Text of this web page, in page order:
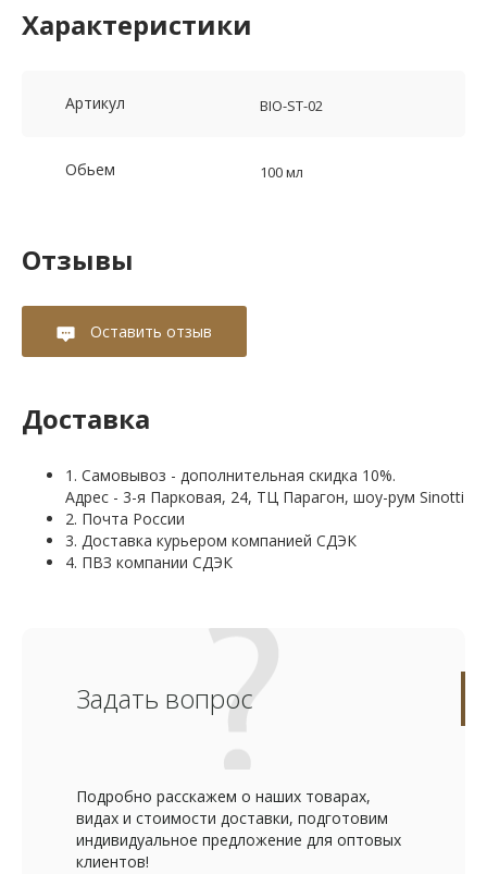
Характеристики
Артикул BIO-ST-02
Обьем 100 мл
Отзывы
Оставить отзыв
Доставка
1. Самовывоз - дополнительная скидка 10%.
Адрес - 3-я Парковая, 24, ТЦ Парагон, шоу-рум Sinotti
2. Почта России
3. Доставка курьером компанией СДЭК
4. ПВЗ компании СДЭК
Задать вопрос
Подробно расскажем о наших товарах,
видах и стоимости доставки, подготовим
индивидуальное предложение для оптовых
клиентов!